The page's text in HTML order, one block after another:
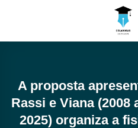
A proposta
Rassi e Viana (2008
2025) organiza a